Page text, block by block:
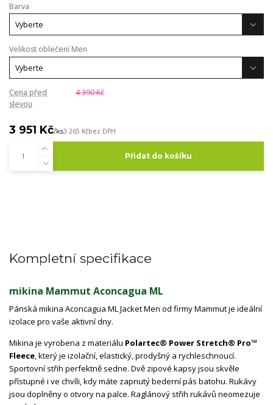
Barva
Velikost oblečení Men
Cena před
slevou
4 390 Kč
3 951 Kč/ks3 265 Kčbez DPH
Přidat do košíku
Kompletní specifikace
mikina Mammut Aconcagua ML
Pánská mikina Aconcagua ML Jacket Men od firmy Mammut je ideální
izolace pro vaše aktivní dny.
Mikina je vyrobena z materiálu Polartec® Power Stretch® Pro™
Fleece, který je izolační, elastický, prodyšný a rychleschnoucí.
Sportovní střih perfektně sedne. Dvě zipové kapsy jsou skvěle
přístupné i ve chvíli, kdy máte zapnutý bederní pás batohu. Rukávy
jsou doplněny o otvory na palce. Raglánový střih rukávů neomezuje